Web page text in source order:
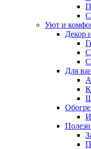
Уют и
Декор
Для